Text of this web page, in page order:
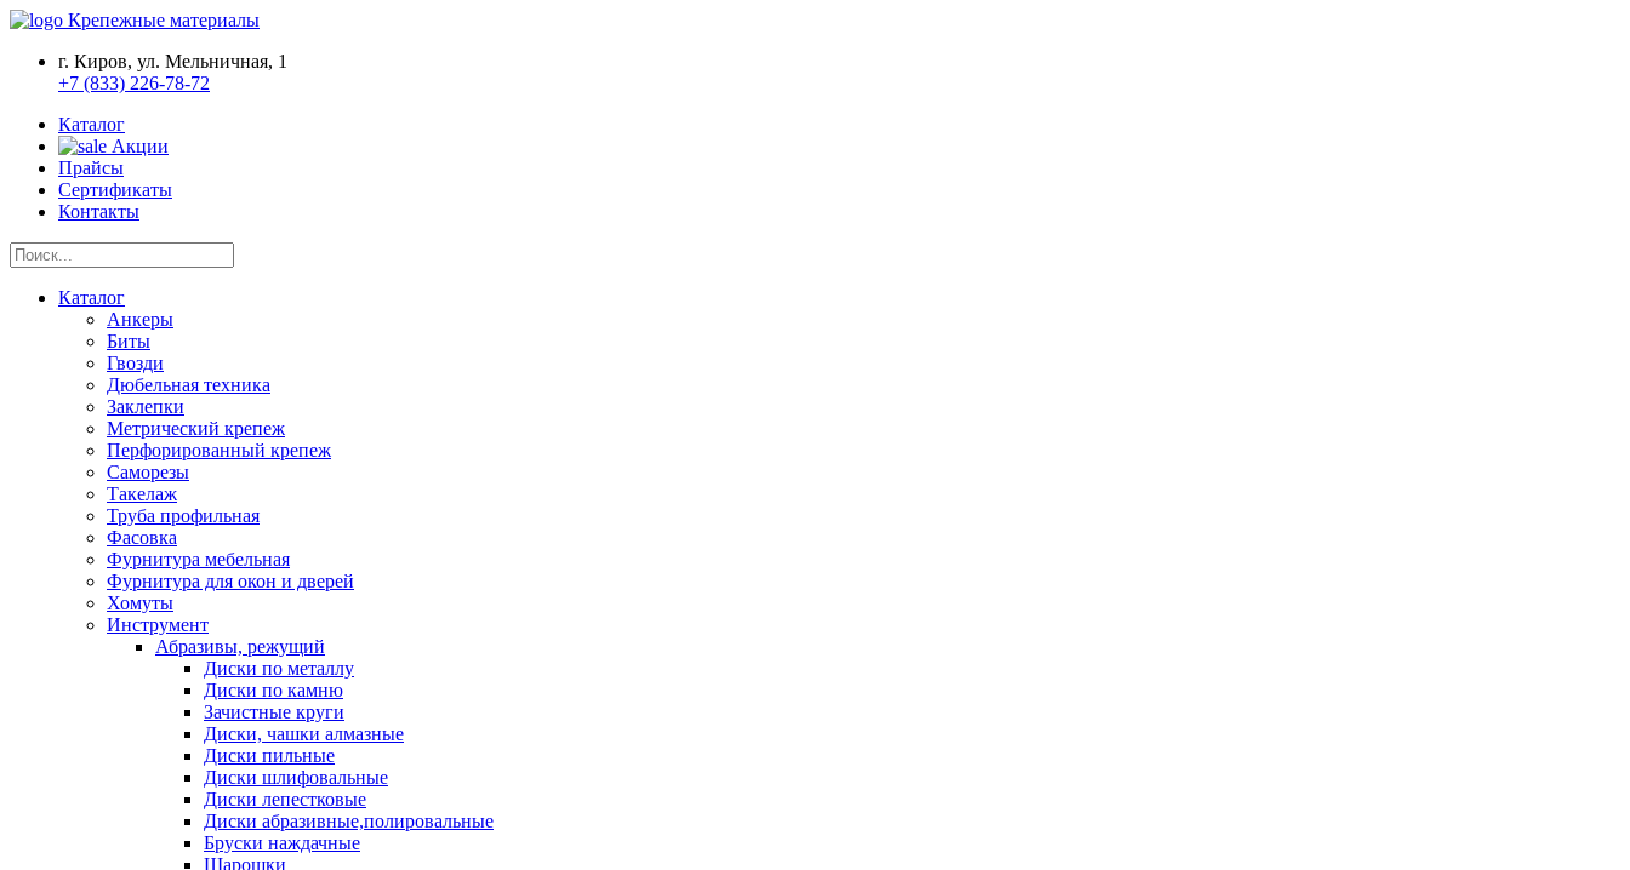
Крепежные материалы
г. Киров, ул. Мельничная, 1
+7 (833) 226-78-72
Каталог
Акции
Прайсы
Сертификаты
Контакты
Каталог
Анкеры
Биты
Гвозди
Дюбельная техника
Заклепки
Метрический крепеж
Перфорированный крепеж
Саморезы
Такелаж
Труба профильная
Фасовка
Фурнитура мебельная
Фурнитура для окон и дверей
Хомуты
Инструмент
Абразивы, режущий
Диски по металлу
Диски по камню
Зачистные круги
Диски, чашки алмазные
Диски пильные
Диски шлифовальные
Диски лепестковые
Диски абразивные,полировальные
Бруски наждачные
Шарошки